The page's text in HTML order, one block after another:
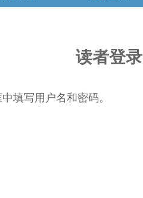
下载排名
读者登录
填写用户名和密码。